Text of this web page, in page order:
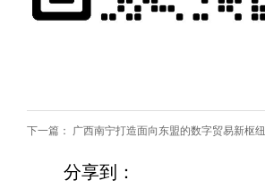
下一篇： 广西南宁打造面向东盟的数字贸易新枢纽
分享到：